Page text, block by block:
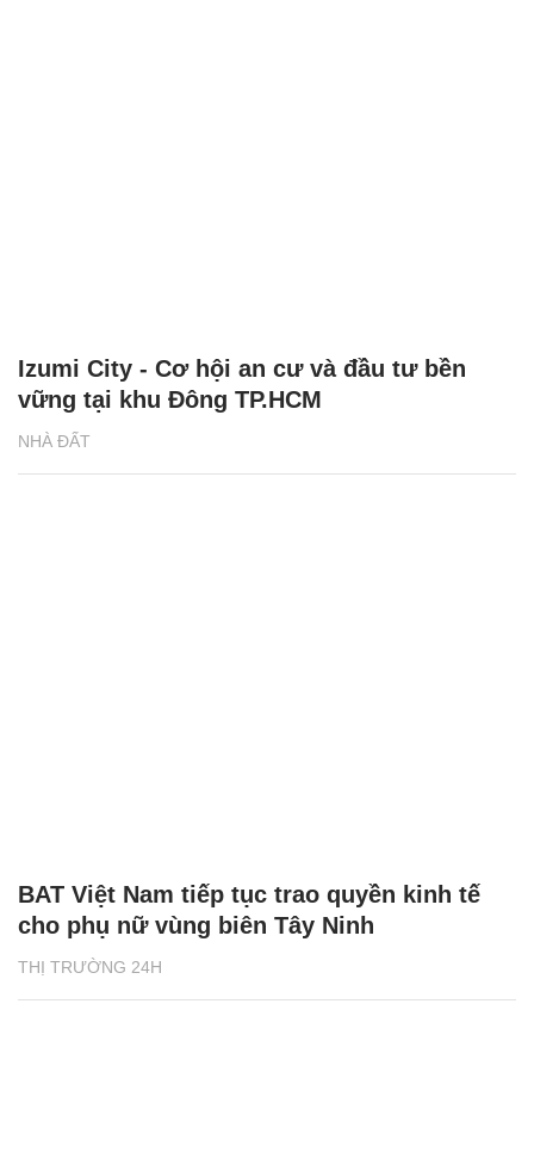
NHÀ ĐẤT
Izumi City - Cơ hội an cư và đầu tư bền
vững tại khu Đông TP.HCM
THỊ TRƯỜNG 24H
BAT Việt Nam tiếp tục trao quyền kinh tế
cho phụ nữ vùng biên Tây Ninh